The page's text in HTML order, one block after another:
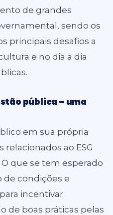
de grandes
sendo os
principais desafios a
e no dia a dia
pública – uma
em sua própria
ao ESG
que se tem esperado
de condições e
incentivar
de boas práticas pelas